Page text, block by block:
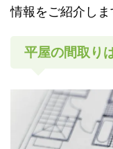
情報をご紹介しま
平屋の間取り